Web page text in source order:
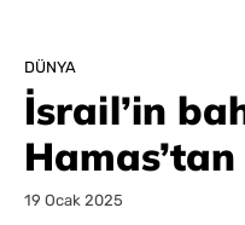
DÜNYA
İsrail’in
19 Ocak 2025